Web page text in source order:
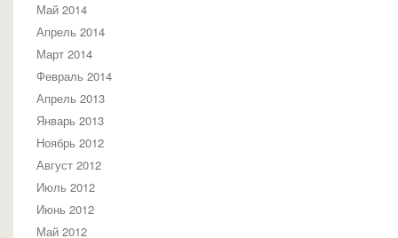
Май 2014
Апрель 2014
Март 2014
Февраль 2014
Апрель 2013
Январь 2013
Ноябрь 2012
Август 2012
Июль 2012
Июнь 2012
Май 2012